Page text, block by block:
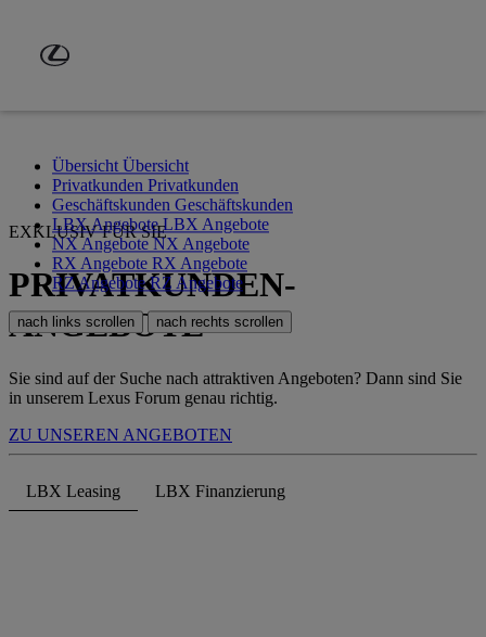
Übersicht Übersicht
Privatkunden Privatkunden
Geschäftskunden Geschäftskunden
LBX AngeboteLBX Angebote
NX AngeboteNX Angebote
RX Angebote RX Angebote
RZ AngeboteRZ Angebote
nach links scrollen nach rechts scrollen
EXKLUSIV FÜR SIE
PRIVATKUNDEN-
ANGEBOTE
Sie sind auf der Suche nach attraktiven Angeboten? Dann sind Sie
in unserem Lexus Forum genau richtig.
ZU UNSEREN ANGEBOTEN
LBX Leasing LBX Finanzierung